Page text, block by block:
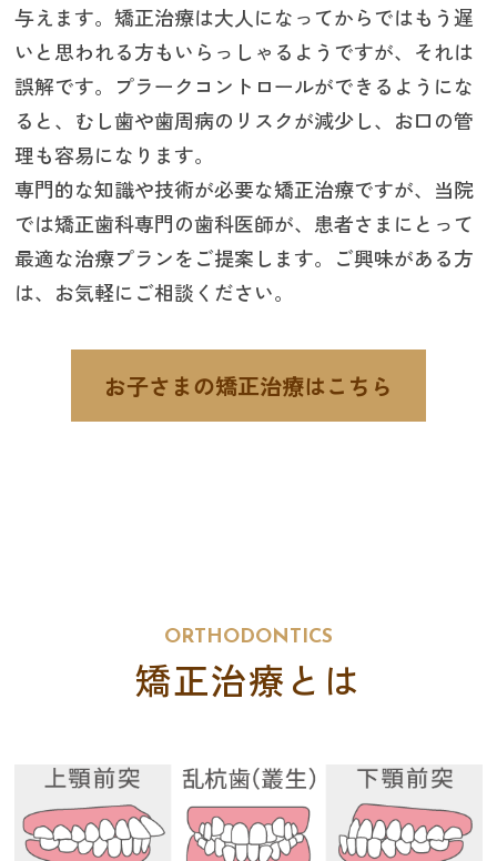
与えます。矯正治療は大人になってからではもう遅
いと思われる方もいらっしゃるようですが、それは
誤解です。プラークコントロールができるようにな
ると、むし歯や歯周病のリスクが減少し、お口の管
理も容易になります。
専門的な知識や技術が必要な矯正治療ですが、当院
では矯正歯科専門の歯科医師が、患者さまにとって
最適な治療プランをご提案します。ご興味がある方
は、お気軽にご相談ください。
お子さまの矯正治療はこちら
ORTHODONTICS
矯正治療とは